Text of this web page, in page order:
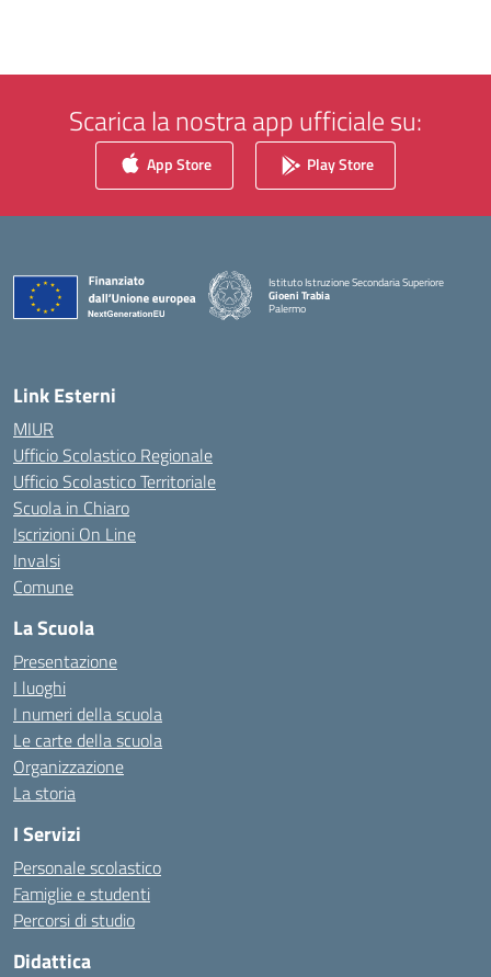
Scarica la nostra app ufficiale su:
App Store Play Store
Istituto Istruzione Secondaria Superiore
Gioeni Trabia
Palermo
Link Esterni
MIUR
Ufficio Scolastico Regionale
Ufficio Scolastico Territoriale
Scuola in Chiaro
Iscrizioni On Line
Invalsi
Comune
La Scuola
Presentazione
I luoghi
I numeri della scuola
Le carte della scuola
Organizzazione
La storia
I Servizi
Personale scolastico
Famiglie e studenti
Percorsi di studio
Didattica